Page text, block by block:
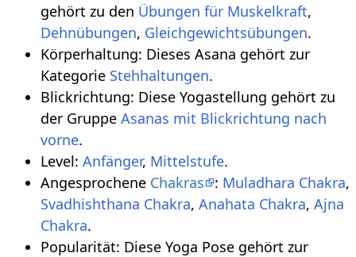
gehört zu den Übungen für Muskelkraft,
Dehnübungen, Gleichgewichtsübungen.
Körperhaltung: Dieses Asana gehört zur
Kategorie Stehhaltungen.
Blickrichtung: Diese Yogastellung gehört zu
der Gruppe Asanas mit Blickrichtung nach
vorne.
Level: Anfänger, Mittelstufe.
Angesprochene Chakras : Muladhara Chakra,
Svadhishthana Chakra, Anahata Chakra, Ajna
Chakra.
Popularität: Diese Yoga Pose gehört zur